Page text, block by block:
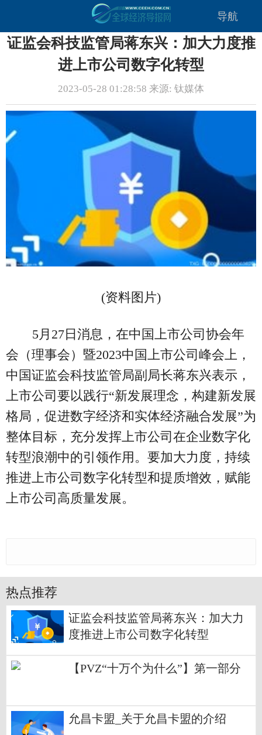
导航
证监会科技监管局蒋东兴：加大力度推
进上市公司数字化转型
2023-05-28 01:28:58 来源: 钛媒体
(资料图片)
5月27日消息，在中国上市公司协会年
会（理事会）暨2023中国上市公司峰会上，
中国证监会科技监管局副局长蒋东兴表示，
上市公司要以践行“新发展理念，构建新发展
格局，促进数字经济和实体经济融合发展”为
整体目标，充分发挥上市公司在企业数字化
转型浪潮中的引领作用。要加大力度，持续
推进上市公司数字化转型和提质增效，赋能
上市公司高质量发展。
热点推荐
证监会科技监管局蒋东兴：加大力
度推进上市公司数字化转型
【PVZ“十万个为什么”】第一部分
允昌卡盟_关于允昌卡盟的介绍